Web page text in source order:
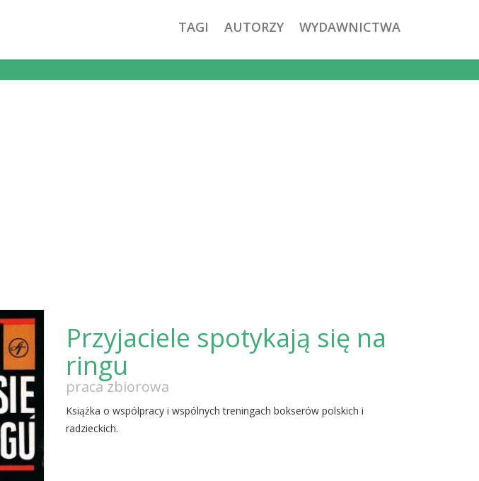
TAGI AUTORZY WYDAWNICTWA
Przyjaciele spotykają się na
ringu
praca zbiorowa
Książka o wspólpracy i wspólnych treningach bokserów polskich i
radzieckich.